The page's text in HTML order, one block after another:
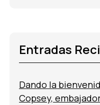
Entradas
Dando la
Copsey,